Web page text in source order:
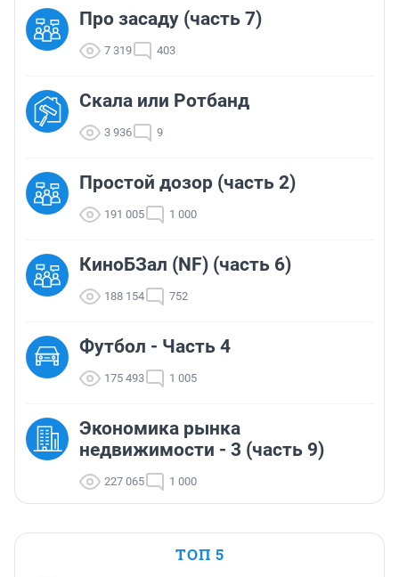
Про засаду (часть 7)
7 319 403
Скала или Ротбанд
3 936 9
Простой дозор (часть 2)
191 005 1 000
КиноБЗал (NF) (часть 6)
188 154 752
Футбол - Часть 4
175 493 1 005
Экономика рынка
недвижимости - 3 (часть 9)
227 065 1 000
ТОП 5